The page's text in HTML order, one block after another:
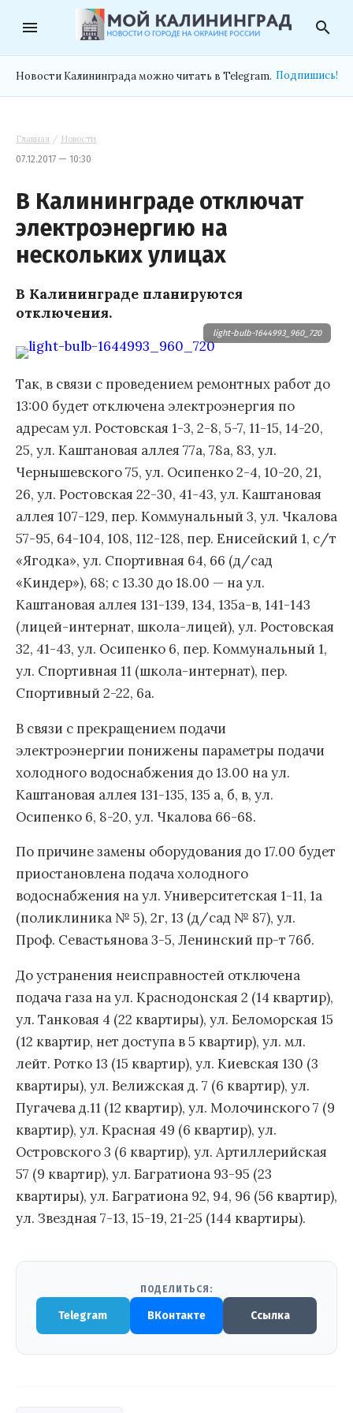
menu search
Новости Калининграда можно читать в Telegram. Подпишись!
Главная / Новости
07.12.2017 — 10:30
В Калининграде отключат
электроэнергию на
нескольких улицах
В Калининграде планируются
отключения.
light-bulb-1644993_960_720
Так, в связи с проведением ремонтных работ до
13:00 будет отключена электроэнергия по
адресам ул. Ростовская 1-3, 2-8, 5-7, 11-15, 14-20,
25, ул. Каштановая аллея 77а, 78а, 83, ул.
Чернышевского 75, ул. Осипенко 2-4, 10-20, 21,
26, ул. Ростовская 22-30, 41-43, ул. Каштановая
аллея 107-129, пер. Коммунальный 3, ул. Чкалова
57-95, 64-104, 108, 112-128, пер. Енисейский 1, с/т
«Ягодка», ул. Спортивная 64, 66 (д/сад
«Киндер»), 68; с 13.30 до 18.00 — на ул.
Каштановая аллея 131-139, 134, 135а-в, 141-143
(лицей-интернат, школа-лицей), ул. Ростовская
32, 41-43, ул. Осипенко 6, пер. Коммунальный 1,
ул. Спортивная 11 (школа-интернат), пер.
Спортивный 2-22, 6а.
В связи с прекращением подачи
электроэнергии понижены параметры подачи
холодного водоснабжения до 13.00 на ул.
Каштановая аллея 131-135, 135 а, б, в, ул.
Осипенко 6, 8-20, ул. Чкалова 66-68.
По причине замены оборудования до 17.00 будет
приостановлена подача холодного
водоснабжения на ул. Университетская 1-11, 1а
(поликлиника № 5), 2г, 13 (д/сад № 87), ул.
Проф. Севастьянова 3-5, Ленинский пр-т 76б.
До устранения неисправностей отключена
подача газа на ул. Краснодонская 2 (14 квартир),
ул. Танковая 4 (22 квартиры), ул. Беломорская 15
(12 квартир, нет доступа в 5 квартир), ул. мл.
лейт. Ротко 13 (15 квартир), ул. Киевская 130 (3
квартиры), ул. Велижская д. 7 (6 квартир), ул.
Пугачева д.11 (12 квартир), ул. Молочинского 7 (9
квартир), ул. Красная 49 (6 квартир), ул.
Островского 3 (6 квартир), ул. Артиллерийская
57 (9 квартир), ул. Багратиона 93-95 (23
квартиры), ул. Багратиона 92, 94, 96 (56 квартир),
ул. Звездная 7-13, 15-19, 21-25 (144 квартиры).
ПОДЕЛИТЬСЯ:
Telegram ВКонтакте Ссылка